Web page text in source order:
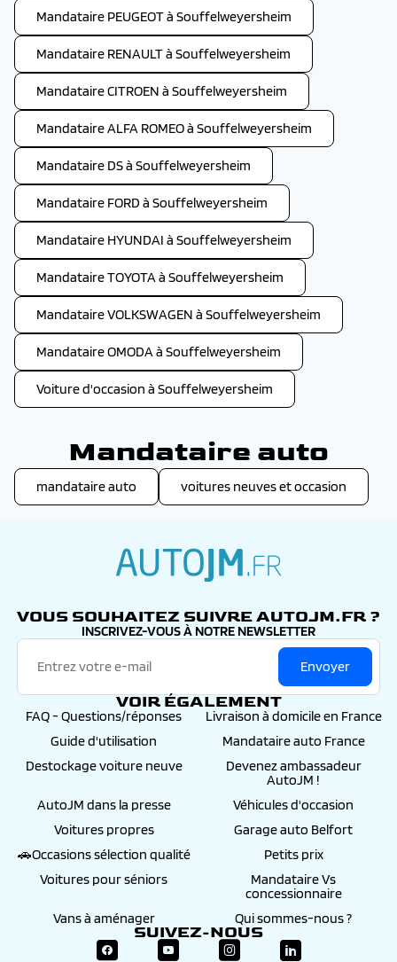
Mandataire PEUGEOT à Souffelweyersheim
Mandataire RENAULT à Souffelweyersheim
Mandataire CITROEN à Souffelweyersheim
Mandataire ALFA ROMEO à Souffelweyersheim
Mandataire DS à Souffelweyersheim
Mandataire FORD à Souffelweyersheim
Mandataire HYUNDAI à Souffelweyersheim
Mandataire TOYOTA à Souffelweyersheim
Mandataire VOLKSWAGEN à Souffelweyersheim
Mandataire OMODA à Souffelweyersheim
Voiture d'occasion à Souffelweyersheim
Mandataire auto
mandataire auto voitures neuves et occasion
VOUS SOUHAITEZ SUIVRE AUTOJM.FR ?
INSCRIVEZ-VOUS À NOTRE NEWSLETTER
Envoyer
VOIR ÉGALEMENT
FAQ - Questions/réponses
Livraison à domicile en France
Guide d'utilisation
Mandataire auto France
Destockage voiture neuve
Devenez ambassadeur
AutoJM !
AutoJM dans la presse
Véhicules d'occasion
Voitures propres
Garage auto Belfort
🚗Occasions sélection qualité
Petits prix
Voitures pour séniors
Mandataire Vs
concessionnaire
Vans à aménager
Qui sommes-nous ?
SUIVEZ-NOUS